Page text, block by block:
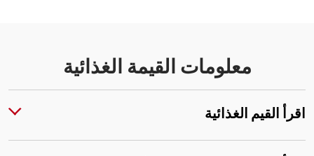
معلومات القيمة الغذائية
اقرأ القيم الغذائية